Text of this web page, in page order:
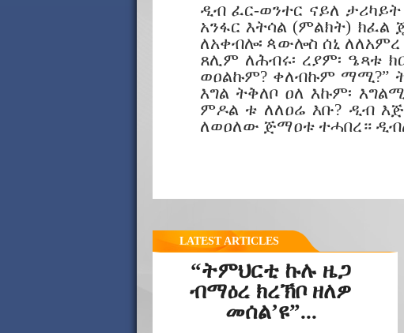
ዲብ ፈር-ወንተር ናይለ
አንፋር እትሳል (ምልክት) ክፈል
ለአቀብሎ፡ ጳውሎስ ሰኒ ለለአምረ
ጸሊም ለሕብሩ፡ ረያም፡ ዔጻቱ
ወዐልኩም? ቀለብኩም ማሚ?”
እግል ትቅለቦ ዐለ እኩም፡
ምዶል ቱ ለለዐሬ እቡ? ዲብ
ለወዐለው ጅማዐቱ ተሓበረ።
LATEST ARTICLES
“ትምህርቲ ኩሉ ዜጋ
ብማዕረ ክረኽቦ ዘለዎ
መሰል’ዩ”...